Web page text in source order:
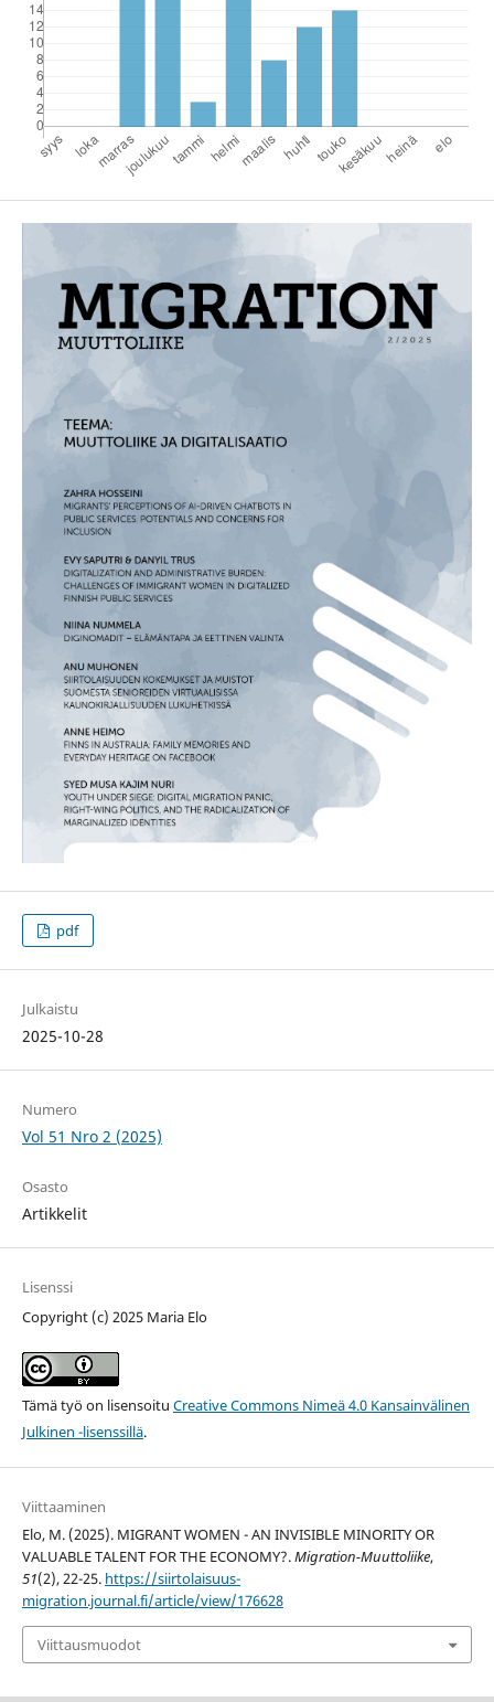
pdf
Julkaistu
2025-10-28
Numero
Vol 51 Nro 2 (2025)
Osasto
Artikkelit
Lisenssi
Copyright (c) 2025 Maria Elo
Tämä työ on lisensoitu Creative Commons Nimeä 4.0 Kansainvälinen
Julkinen -lisenssillä.
Viittaaminen
Elo, M. (2025). MIGRANT WOMEN - AN INVISIBLE MINORITY OR
VALUABLE TALENT FOR THE ECONOMY?.Migration-Muuttoliike,
51(2), 22-25. https://siirtolaisuus-
migration.journal.fi/article/view/176628
Viittausmuodot